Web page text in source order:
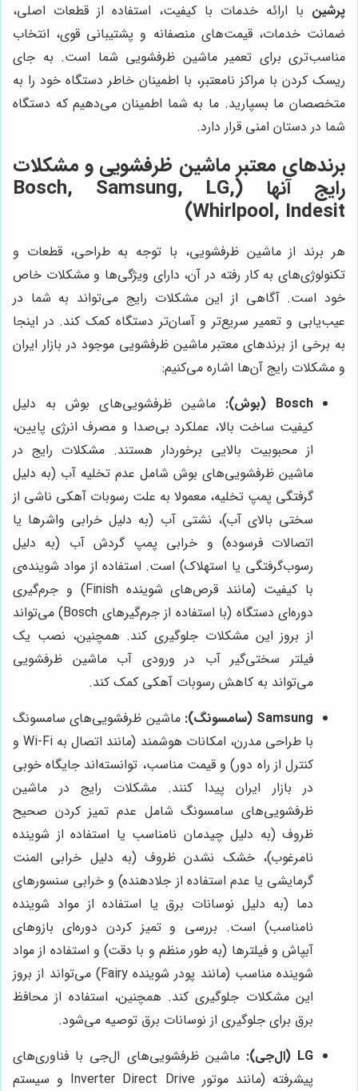
پرشین با ارائه خدمات با کیفیت، استفاده از قطعات اصلی،
ضمانت خدمات، قیمت‌های منصفانه و پشتیبانی قوی، انتخاب
مناسب‌تری برای تعمیر ماشین ظرفشویی شما است. به جای
ریسک کردن با مراکز نامعتبر، با اطمینان خاطر دستگاه خود را به
متخصصان ما بسپارید. ما به شما اطمینان می‌دهیم که دستگاه
شما در دستان امنی قرار دارد.
برندهای معتبر ماشین ظرفشویی و مشکلات
رایج آنها (Bosch, Samsung, LG,
Whirlpool, Indesit)
هر برند از ماشین ظرفشویی، با توجه به طراحی، قطعات و
تکنولوژی‌های به کار رفته در آن، دارای ویژگی‌ها و مشکلات خاص
خود است. آگاهی از این مشکلات رایج می‌تواند به شما در
عیب‌یابی و تعمیر سریع‌تر و آسان‌تر دستگاه کمک کند. در اینجا
به برخی از برندهای معتبر ماشین ظرفشویی موجود در بازار ایران
و مشکلات رایج آن‌ها اشاره می‌کنیم:
Bosch (بوش):
ماشین ظرفشویی‌های بوش به دلیل
کیفیت ساخت بالا، عملکرد بی‌صدا و مصرف انرژی پایین،
از محبوبیت بالایی برخوردار هستند. مشکلات رایج در
ماشین ظرفشویی‌های بوش شامل عدم تخلیه آب (به دلیل
گرفتگی پمپ تخلیه، معمولا به علت رسوبات آهکی ناشی از
سختی بالای آب)، نشتی آب (به دلیل خرابی واشرها یا
اتصالات فرسوده) و خرابی پمپ گردش آب (به دلیل
رسوب‌گرفتگی یا استهلاک) است. استفاده از مواد شوینده‌ی
با کیفیت (مانند قرص‌های شوینده Finish) و جرم‌گیری
دوره‌ای دستگاه (با استفاده از جرم‌گیرهای Bosch) می‌تواند
از بروز این مشکلات جلوگیری کند. همچنین، نصب یک
فیلتر سختی‌گیر آب در ورودی آب ماشین ظرفشویی
می‌تواند به کاهش رسوبات آهکی کمک کند.
Samsung (سامسونگ):
ماشین ظرفشویی‌های سامسونگ
با طراحی مدرن، امکانات هوشمند (مانند اتصال به Wi-Fi و
کنترل از راه دور) و قیمت مناسب، توانسته‌اند جایگاه خوبی
در بازار ایران پیدا کنند. مشکلات رایج در ماشین
ظرفشویی‌های سامسونگ شامل عدم تمیز کردن صحیح
ظروف (به دلیل چیدمان نامناسب یا استفاده از شوینده
نامرغوب)، خشک نشدن ظروف (به دلیل خرابی المنت
گرمایشی یا عدم استفاده از جلادهنده) و خرابی سنسورهای
دما (به دلیل نوسانات برق یا استفاده از مواد شوینده
نامناسب) است. بررسی و تمیز کردن دوره‌ای بازوهای
آبپاش و فیلترها (به طور منظم و با دقت) و استفاده از مواد
شوینده مناسب (مانند پودر شوینده Fairy) می‌تواند از بروز
این مشکلات جلوگیری کند. همچنین، استفاده از محافظ
برق برای جلوگیری از نوسانات برق توصیه می‌شود.
LG (ال‌جی):
ماشین ظرفشویی‌های ال‌جی با فناوری‌های
پیشرفته (مانند موتور Inverter Direct Drive و سیستم